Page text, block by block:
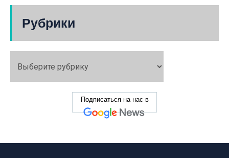
Рубрики
Подписаться на нас в